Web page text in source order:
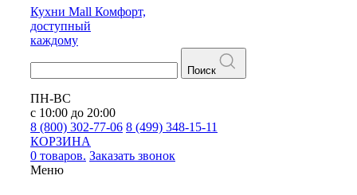
Кухни Mall Комфорт,
доступный
каждому
Поиск
ПН-ВС
с 10:00 до 20:00
8 (800) 302-77-06 8 (499) 348-15-11
КОРЗИНА
0 товаров. Заказать звонок
Меню